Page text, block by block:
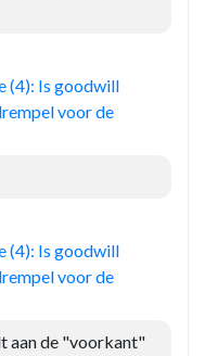
(4): Is goodwill
voor de
(4): Is goodwill
voor de
aan de "voorkant"